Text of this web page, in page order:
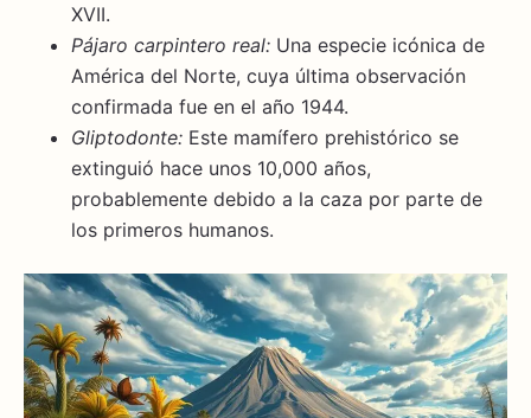
XVII.
Pájaro carpintero real: Una especie icónica de
América del Norte, cuya última observación
confirmada fue en el año 1944.
Gliptodonte: Este mamífero prehistórico se
extinguió hace unos 10,000 años,
probablemente debido a la caza por parte de
los primeros humanos.